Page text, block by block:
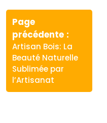
Navigation
de
l’article
Page
précédente
précédent
:
Artisan Bois: La
Beauté Naturelle
Sublimée par
l’Artisanat